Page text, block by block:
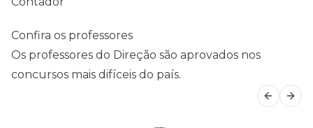
Confira os professores
Os professores do Direção são aprovados nos
concursos mais difíceis do país.